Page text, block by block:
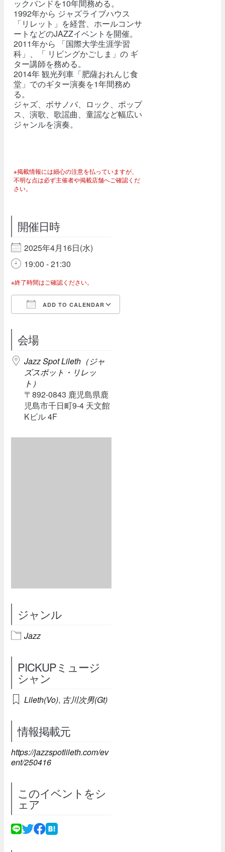
ックバンドを10年間務める。
1992年から ジャズライブハウス
「リレット」を経営、ホールコンサ
ートなどのJAZZイベントを開催。
2011年から 「国際大学生涯学習
科」、「 リビングかごしま」の ギ
ター講師を務める。
2014年 観光列車「肥薩おれんじ食
堂」でのギター演奏を1年間務め
る。
ジャズ、ボサノバ、ロック、ポップ
ス、演歌、歌謡曲、童謡など幅広い
ジャンルを演奏。
※掲載情報には細心の注意を払っていますが、
不明な点は必ず主催者や掲載店舗へご確認くだ
さい。
開催日時
2025年4月16日(水)
19:00 - 21:30
※終了時間はご確認ください。
ADD TO CALENDAR
会場
Jazz Spot Lileth（ジャ
ズスポット・リレッ
ト）
〒892-0843 鹿児島県鹿
児島市千日町9-4 天文館
Kビル 4F
ジャンル
Jazz
PICKUPミュージ
シャン
Lileth(Vo), 古川次男(Gt)
情報掲載元
https://jazzspotlileth.com/ev
ent/250416
このイベントをシ
ェア